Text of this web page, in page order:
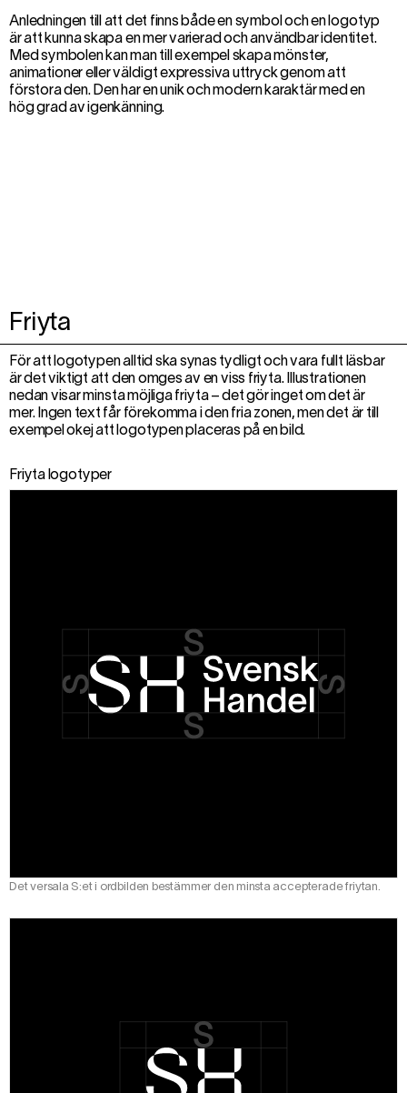
Anledningen till att det finns både en symbol och en logotyp
är att kunna skapa en mer varierad och användbar identitet.
Med symbolen kan man till exempel skapa mönster,
animationer eller väldigt expressiva uttryck genom att
förstora den. Den har en unik och modern karaktär med en
hög grad av igenkänning.
Friyta
För att logotypen alltid ska synas tydligt och vara fullt läsbar
är det viktigt att den omges av en viss friyta. Illustrationen
nedan visar minsta möjliga friyta – det gör inget om det är
mer. Ingen text får förekomma i den fria zonen, men det är till
exempel okej att logotypen placeras på en bild.
Friyta logotyper
Det versala S:et i ordbilden bestämmer den minsta accepterade friytan.